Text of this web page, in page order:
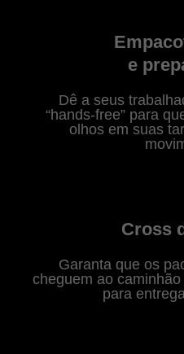
e
Dê a seus
“hands-free” para
olhos em suas
Cross
Garanta que os
cheguem ao
para